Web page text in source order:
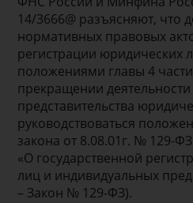
14/3666@ разъясняют, что
нормативных правовых
регистрации юридических
положениями главы 4
прекращении
представительства
руководствоваться
закона от 8.08.01г. № 129-
«О государственной
лиц и индивидуальных
– Закон № 129-ФЗ).